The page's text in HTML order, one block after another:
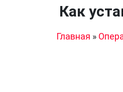
Как
Главная »